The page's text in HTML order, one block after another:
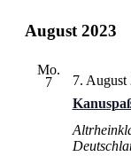
August 2023
Mo.
7
7. August